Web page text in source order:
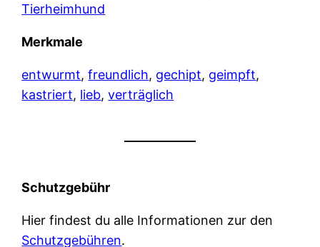
Tierheimhund
Merkmale
entwurmt, freundlich, gechipt, geimpft
kastriert, lieb, verträglich
Schutzgebühr
Hier findest du alle Informationen zur den
Schutzgebühren.